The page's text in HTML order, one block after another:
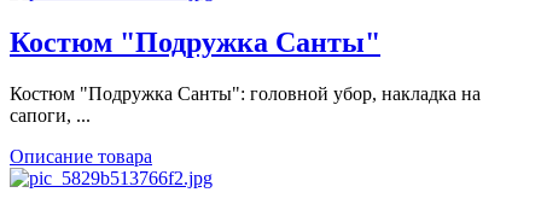
Костюм "Подружка Санты"
Костюм "Подружка Санты": головной убор, накладка на
сапоги, ...
Описание товара